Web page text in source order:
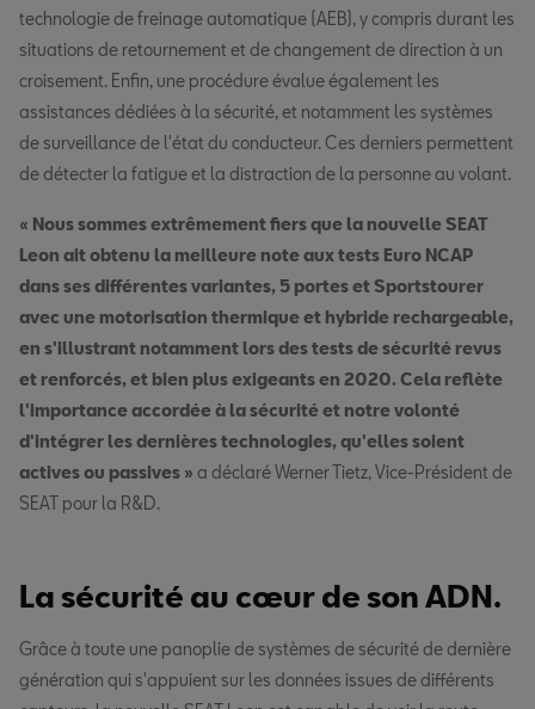
technologie de freinage automatique (AEB), y compris durant les
situations de retournement et de changement de direction à un
croisement. Enfin, une procédure évalue également les
assistances dédiées à la sécurité, et notamment les systèmes
de surveillance de l'état du conducteur. Ces derniers permettent
de détecter la fatigue et la distraction de la personne au volant.
« Nous sommes extrêmement fiers que la nouvelle SEAT
Leon ait obtenu la meilleure note aux tests Euro NCAP
dans ses différentes variantes, 5 portes et Sportstourer
avec une motorisation thermique et hybride rechargeable,
en s'illustrant notamment lors des tests de sécurité revus
et renforcés, et bien plus exigeants en 2020. Cela reflète
l'importance accordée à la sécurité et notre volonté
d'intégrer les dernières technologies, qu'elles soient
actives ou passives » a déclaré Werner Tietz, Vice-Président de
SEAT pour la R&D.
La sécurité au cœur de son ADN.
Grâce à toute une panoplie de systèmes de sécurité de dernière
génération qui s'appuient sur les données issues de différents